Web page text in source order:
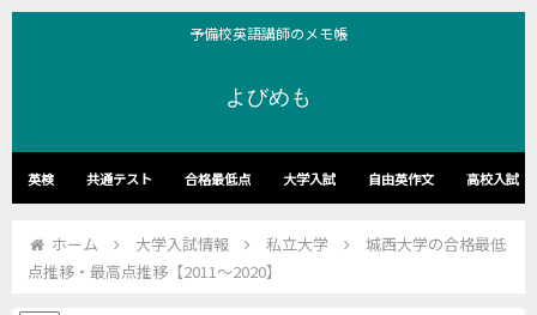
予備校英語講師のメモ帳
よびめも
英検 共通テスト 合格最低点 大学入試 自由英作文 高校入試
ホーム 大学入試情報 私立大学
城西大学の合格最低
点推移・最高点推移【2011～2020】